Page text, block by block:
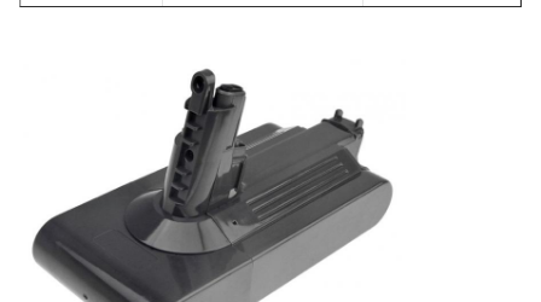
SV14, литий-
элемент